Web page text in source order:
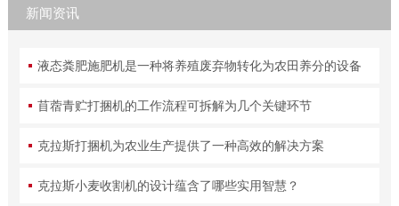
新闻资讯
液态粪肥施肥机是一种将养殖废弃物转化为农田养分的设备
苜蓿青贮打捆机的工作流程可拆解为几个关键环节
克拉斯打捆机为农业生产提供了一种高效的解决方案
克拉斯小麦收割机的设计蕴含了哪些实用智慧？